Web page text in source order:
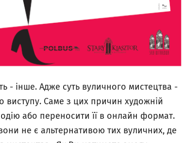
- інше. Адже суть вуличного мистецтва -
виступу. Саме з цих причин художній
або переносити її в онлайн формат.
не є альтернативою тих вуличних, де